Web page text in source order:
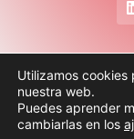
Utilizamos cookies
nuestra web.
Puedes aprender
cambiarlas en los